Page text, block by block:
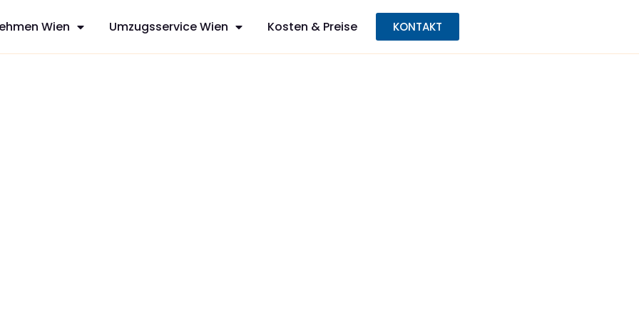
Wien Umzugsservice Wien Kosten & Preise KONTAKT